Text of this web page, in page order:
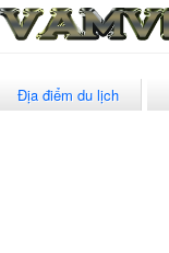
Địa điểm du lịch